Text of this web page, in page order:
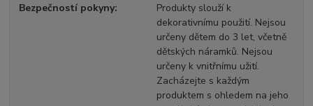
Bezpečností pokyny
Produkty slouží k
dekorativnímu použití. Nejsou
určeny dětem do 3 let, včetně
dětských náramků. Nejsou
určeny k vnitřnímu užití.
Zacházejte s každým
produktem s ohledem na jeho